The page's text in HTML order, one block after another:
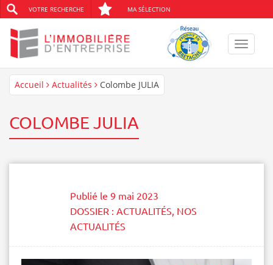
VOTRE RECHERCHE MA SÉLECTION
Toggle
Accueil Actualités Colombe JULIA
COLOMBE JULIA
Publié le 9 mai 2023
DOSSIER : ACTUALITÉS, NOS
ACTUALITÉS